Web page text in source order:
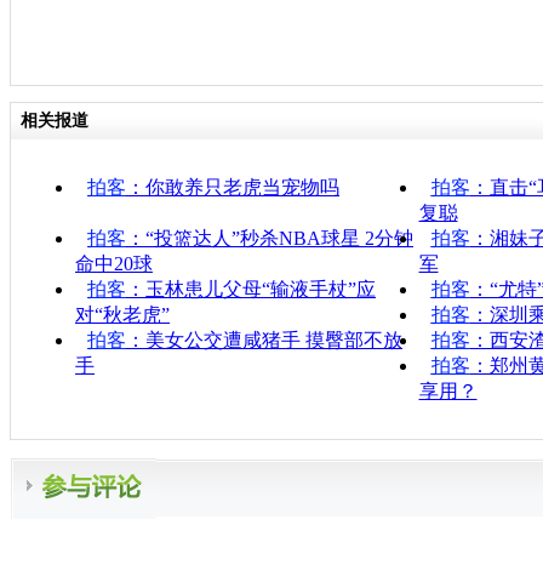
相关报道
拍客 ：你敢养只老虎当宠物吗 拍客 ：直击
复聪
拍客 ：“投篮达人”秒杀NBA球星 2分钟
命中20球
拍客 ：湘妹
军
拍客 ：玉林患儿父母“输液手杖”应
对“秋老虎”
拍客 ：“尤
拍客 ：深圳
拍客 ：美女公交遭咸猪手 摸臀部不放
手
拍客 ：西安
拍客 ：郑州
享用？